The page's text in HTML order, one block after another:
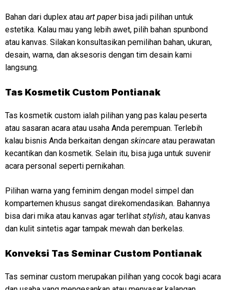
Bahan dari duplex atau art paperbisa jadi pilihan untuk
estetika. Kalau mau yang lebih awet, pilih bahan spunbond
atau kanvas. Silakan konsultasikan pemilihan bahan, ukuran,
desain, warna, dan aksesoris dengan tim desain kami
langsung.
Tas Kosmetik Custom Pontianak
Tas kosmetik custom ialah pilihan yang pas kalau peserta
atau sasaran acara atau usaha Anda perempuan. Terlebih
kalau bisnis Anda berkaitan dengan skincare atau perawatan
kecantikan dan kosmetik. Selain itu, bisa juga untuk suvenir
acara personal seperti pernikahan.
Pilihan warna yang feminim dengan model simpel dan
kompartemen khusus sangat direkomendasikan. Bahannya
bisa dari mika atau kanvas agar terlihat stylish, atau kanvas
dan kulit sintetis agar tampak mewah dan berkelas.
Konveksi Tas Seminar Custom Pontianak
Tas seminar custom merupakan pilihan yang cocok bagi acara